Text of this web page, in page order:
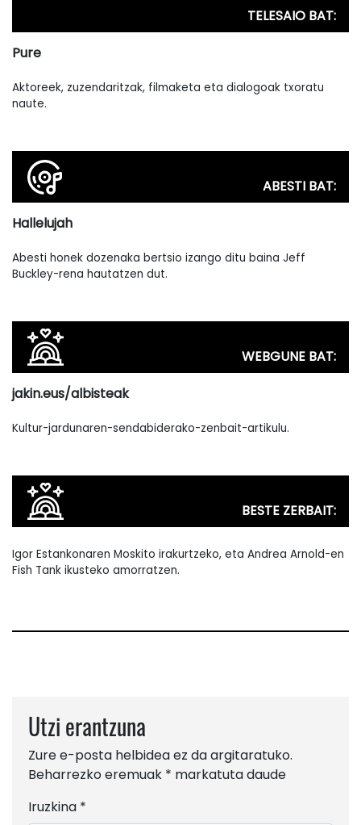
TELESAIO BAT:
Pure
Aktoreek, zuzendaritzak, filmaketa eta dialogoak txoratu
naute.
ABESTI BAT:
Hallelujah
Abesti honek dozenaka bertsio izango ditu baina Jeff
Buckley-rena hautatzen dut.
WEBGUNE BAT:
jakin.eus/albisteak
Kultur-jardunaren-sendabiderako-zenbait-artikulu.
BESTE ZERBAIT:
Igor Estankonaren Moskito irakurtzeko, eta Andrea Arnold-en
Fish Tank ikusteko amorratzen.
Utzi erantzuna
Zure e-posta helbidea ez da argitaratuko.
Beharrezko eremuak * markatuta daude
Iruzkina *